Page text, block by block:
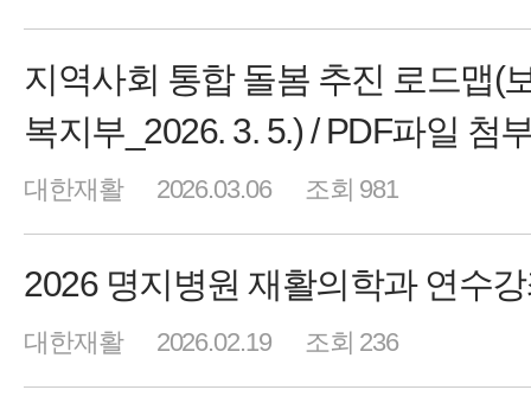
지역사회 통합 돌봄 추진 로드맵(
복지부_2026. 3. 5.) / PDF파일 첨
대한재활 2026.03.06 조회 981
2026 명지병원 재활의학과 연수
대한재활 2026.02.19 조회 236